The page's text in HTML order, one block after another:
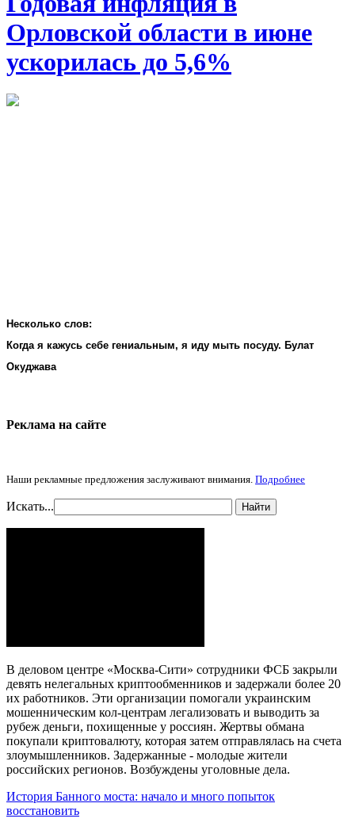
Орловской области в июне
ускорилась до 5,6%
Несколько слов:
Когда я кажусь себе гениальным, я иду мыть посуду. Булат
Окуджава
Реклама на cайте
Наши рекламные предложения заслуживают внимания. Подробнее
Искать... Найти
В деловом центре «Москва-Сити» сотрудники ФСБ закрыли
девять нелегальных криптообменников и задержали более 20
их работников. Эти организации помогали украинским
мошенническим кол-центрам легализовать и выводить за
рубеж деньги, похищенные у россиян. Жертвы обмана
покупали криптовалюту, которая затем отправлялась на счета
злоумышленников. Задержанные - молодые жители
российских регионов. Возбуждены уголовные дела.
История Банного моста: начало и много попыток
восстановить